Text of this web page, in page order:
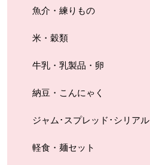
魚介・練りもの
米・穀類
牛乳・乳製品・卵
納豆・こんにゃく
ジャム･スプレッド･シリアル
軽食・麺セット